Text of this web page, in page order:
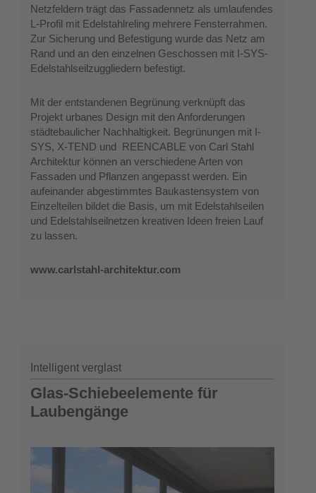
Netzfeldern trägt das Fassadennetz als umlaufendes
L-Profil mit Edelstahlreling mehrere Fensterrahmen.
Zur Sicherung und Befestigung wurde das Netz am
Rand und an den einzelnen Geschossen mit I-SYS-
Edelstahlseilzuggliedern befestigt.
Mit der entstandenen Begrünung verknüpft das
Projekt urbanes Design mit den Anforderungen
städtebaulicher Nachhaltigkeit. Begrünungen mit I-
SYS, X-TEND und REENCABLE von Carl Stahl
Architektur können an verschiedene Arten von
Fassaden und Pflanzen angepasst werden. Ein
aufeinander abgestimmtes Baukastensystem von
Einzelteilen bildet die Basis, um mit Edelstahlseilen
und Edelstahlseilnetzen kreativen Ideen freien Lauf
zu lassen.
www.carlstahl-architektur.com
Intelligent verglast
Glas-Schiebeelemente für
Laubengänge